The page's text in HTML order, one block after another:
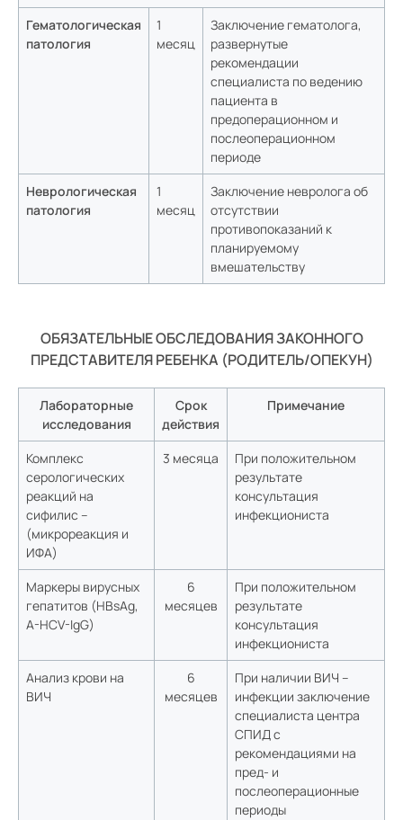
Гематологическая
патология
1
месяц
Заключение гематолога,
развернутые
рекомендации
специалиста по ведению
пациента в
предоперационном и
послеоперационном
периоде
Неврологическая
патология
1
месяц
Заключение невролога об
отсутствии
противопоказаний к
планируемому
вмешательству
ОБЯЗАТЕЛЬНЫЕ ОБСЛЕДОВАНИЯ ЗАКОННОГО
ПРЕДСТАВИТЕЛЯ РЕБЕНКА (РОДИТЕЛЬ/ОПЕКУН)
Лабораторные
исследования
Срок
действия
Примечание
Комплекс
серологических
реакций на
сифилис –
(микрореакция и
ИФА)
3 месяца
При положительном
результате
консультация
инфекциониста
Маркеры вирусных
гепатитов (HBsAg,
A-HCV-IgG)
6
месяцев
При положительном
результате
консультация
инфекциониста
Анализ крови на
ВИЧ
6
месяцев
При наличии ВИЧ –
инфекции заключение
специалиста центра
СПИД с
рекомендациями на
пред- и
послеоперационные
периоды